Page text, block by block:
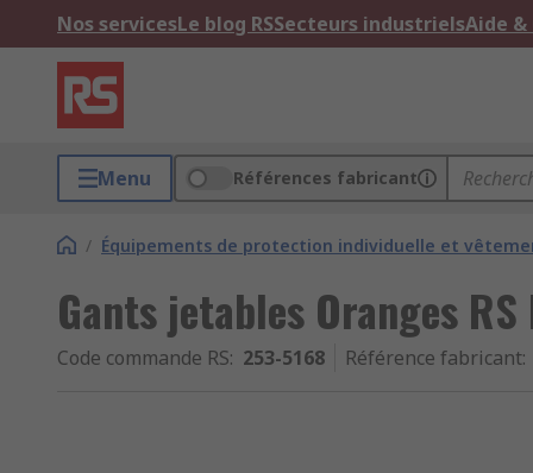
Nos servicesLe blog RSSecteurs industrielsAide
Menu Références fabricant
/ Équipements de protection individuelle et
Gants jetables Oranges
Code commande RS: 253-5168 Référence fabricant: